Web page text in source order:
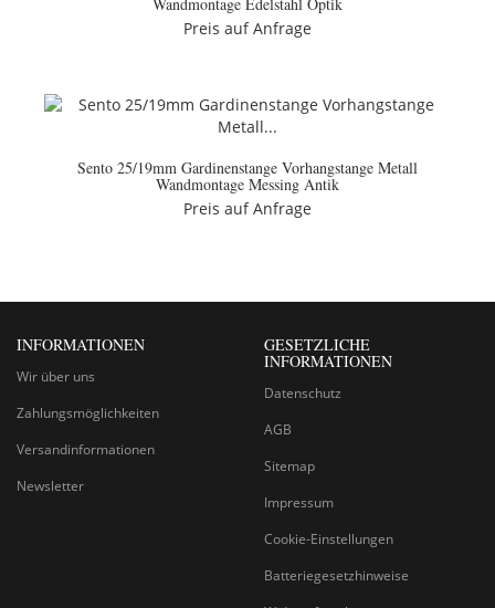
Preis auf Anfrage
Sento 25/19mm Gardinenstange Vorhangstange Metall
Wandmontage Messing Antik
Preis auf Anfrage
INFORMATIONEN
Wir über uns
Zahlungsmöglichkeiten
Versandinformationen
Newsletter
GESETZLICHE
INFORMATIONEN
Datenschutz
AGB
Sitemap
Impressum
Cookie-Einstellungen
Batteriegesetzhinweise